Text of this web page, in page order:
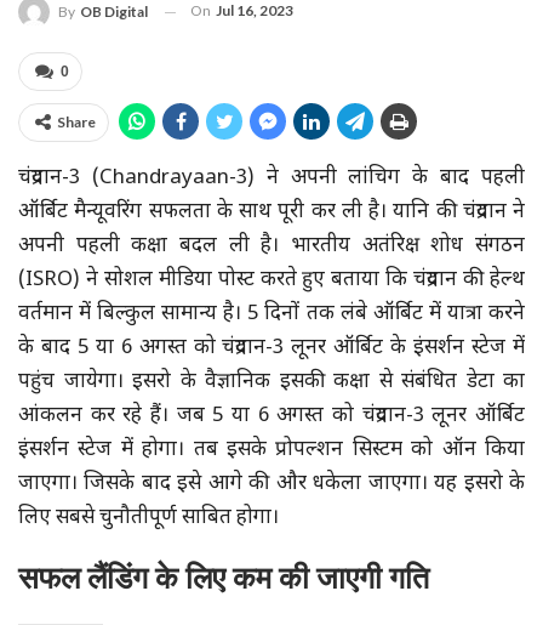
By OB Digital On Jul 16, 2023
0
Share
चंद्रयान-3 (Chandrayaan-3) ने अपनी लांचिग के बाद पहली
ऑर्बिट मैन्यूवरिंग सफलता के साथ पूरी कर ली है। यानि की चंद्रयान ने
अपनी पहली कक्षा बदल ली है। भारतीय अतंरिक्ष शोध संगठन
(ISRO) ने सोशल मीडिया पोस्ट करते हुए बताया कि चंद्रयान की हेल्थ
वर्तमान में बिल्कुल सामान्य है। 5 दिनों तक लंबे ऑर्बिट में यात्रा करने
के बाद 5 या 6 अगस्त को चंद्रयान-3 लूनर ऑर्बिट के इंसर्शन स्टेज में
पहुंच जायेगा। इसरो के वैज्ञानिक इसकी कक्षा से संबंधित डेटा का
आंकलन कर रहे हैं। जब 5 या 6 अगस्त को चंद्रयान-3 लूनर ऑर्बिट
इंसर्शन स्टेज में होगा। तब इसके प्रोपल्शन सिस्टम को ऑन किया
जाएगा। जिसके बाद इसे आगे की और धकेला जाएगा। यह इसरो के
लिए सबसे चुनौतीपूर्ण साबित होगा।
सफल लैंडिंग के लिए कम की जाएगी गति